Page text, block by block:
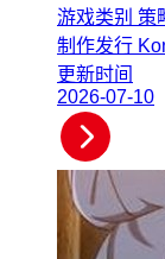
游戏类别 策
制作发行
更新时间
2026-07-10